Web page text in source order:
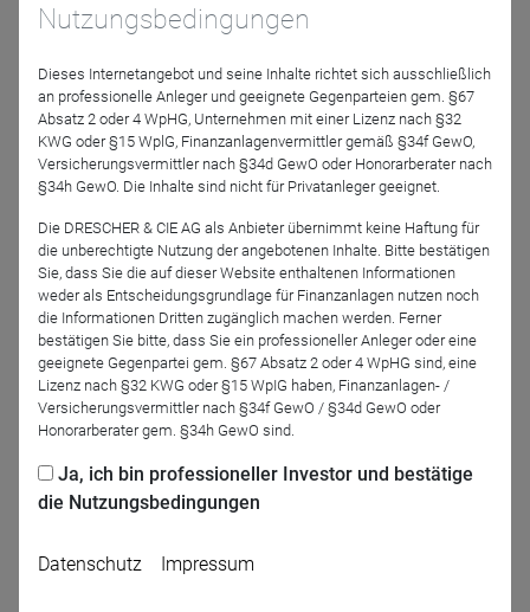
Patrick Vogel
TBF Global Asset
Management GmbH
Moderation
Nutzungsbedingungen
Dieses Internetangebot und seine Inhalte richtet sich ausschließlich
an professionelle Anleger und geeignete Gegenparteien gem. §67
Absatz 2 oder 4 WpHG, Unternehmen mit einer Lizenz nach §32
KWG oder §15 WplG, Finanzanlagenvermittler gemäß §34f GewO,
Versicherungsvermittler nach §34d GewO oder Honorarberater nach
§34h GewO. Die Inhalte sind nicht für Privatanleger geeignet.
Die DRESCHER & CIE AG als Anbieter übernimmt keine Haftung für
die unberechtigte Nutzung der angebotenen Inhalte. Bitte bestätigen
Sie, dass Sie die auf dieser Website enthaltenen Informationen
weder als Entscheidungsgrundlage für Finanzanlagen nutzen noch
die Informationen Dritten zugänglich machen werden. Ferner
bestätigen Sie bitte, dass Sie ein professioneller Anleger oder eine
geeignete Gegenpartei gem. §67 Absatz 2 oder 4 WpHG sind, eine
Lizenz nach §32 KWG oder §15 WpIG haben, Finanzanlagen- /
Versicherungsvermittler nach §34f GewO / §34d GewO oder
Honorarberater gem. §34h GewO sind.
Ja, ich bin professioneller Investor und bestätige
die Nutzungsbedingungen
Datenschutz Impressum